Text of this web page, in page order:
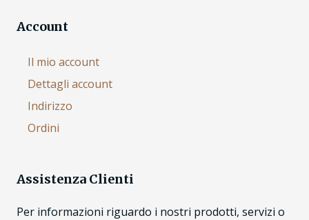
Account
Il mio account
Dettagli account
Indirizzo
Ordini
Assistenza Clienti
Per informazioni riguardo i nostri prodotti, servizi o